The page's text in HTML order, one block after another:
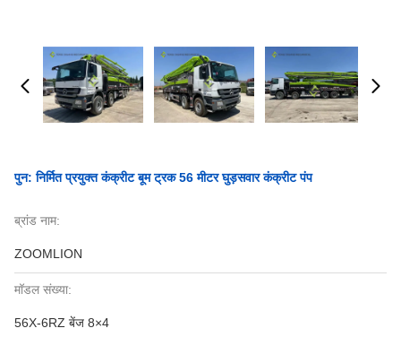
पुन: निर्मित प्रयुक्त कंक्रीट बूम ट्रक 56 मीटर घुड़सवार कंक्रीट पंप
ब्रांड नाम:
ZOOMLION
मॉडल संख्या:
56X-6RZ बेंज 8×4